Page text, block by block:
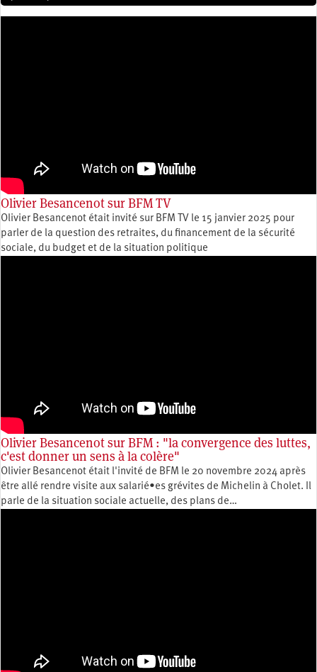
Olivier Besancenot sur BFM TV
Olivier Besancenot était invité sur BFM TV le 15 janvier 2025 pour
parler de la question des retraites, du financement de la sécurité
sociale, du budget et de la situation politique
Olivier Besancenot sur BFM : "la convergence des luttes,
c'est donner un sens à la colère"
Olivier Besancenot était l'invité de BFM le 20 novembre 2024 après
être allé rendre visite aux salarié•es grévites de Michelin à Cholet. Il
parle de la situation sociale actuelle, des plans de…